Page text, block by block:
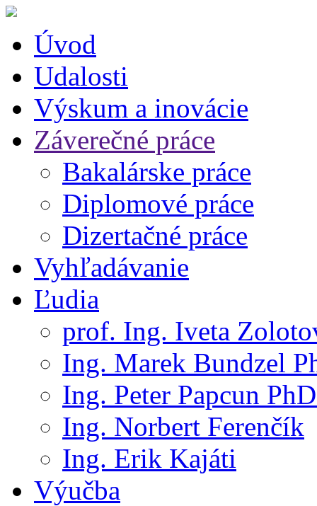
Úvod
Udalosti
Výskum a inovácie
Záverečné práce
Bakalárske práce
Diplomové práce
Dizertačné práce
Vyhľadávanie
Ľudia
prof. Ing. Iveta
Ing. Marek Bundzel
Ing. Peter Papcun
Ing. Norbert Ferenčík
Ing. Erik Kajáti
Výučba